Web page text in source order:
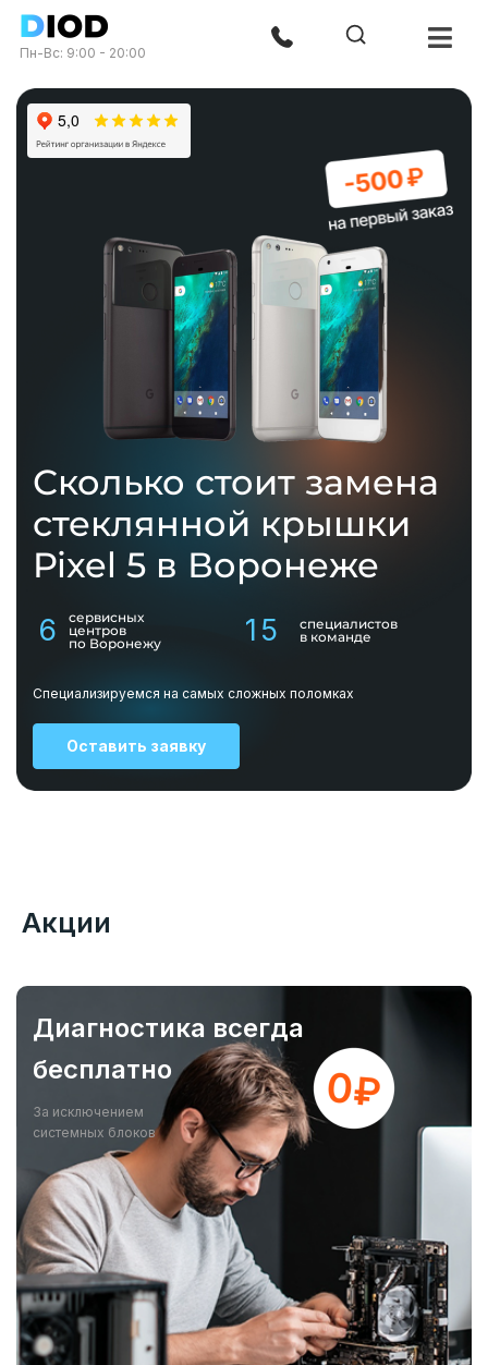
Пн-Вс: 9:00 - 20:00
Сколько стоит замена
стеклянной крышки
Pixel 5 в Воронеже
6
сервисных
центров
по Воронежу
15
специалистов
в команде
Специализируемся на самых сложных поломках
Оставить заявку
Акции
Диагностика всегда
бесплатно
За исключением
системных блоков